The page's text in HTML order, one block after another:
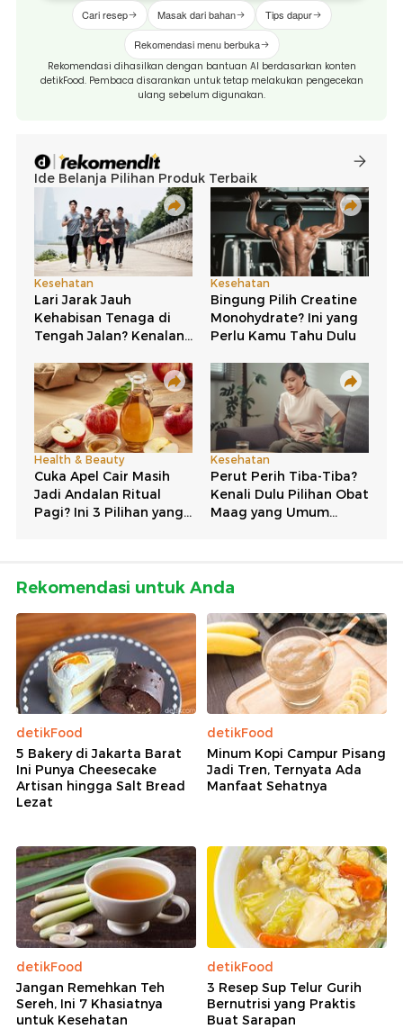
Cari resep Masak dari bahan Tips dapur
Rekomendasi menu berbuka
Rekomendasi dihasilkan dengan bantuan AI berdasarkan konten
detikFood. Pembaca disarankan untuk tetap melakukan pengecekan
ulang sebelum digunakan.
Rekomendasi untuk Anda
detikFood
5 Bakery di Jakarta Barat
Ini Punya Cheesecake
Artisan hingga Salt Bread
Lezat
detikFood
Minum Kopi Campur Pisang
Jadi Tren, Ternyata Ada
Manfaat Sehatnya
detikFood
Jangan Remehkan Teh
Sereh, Ini 7 Khasiatnya
untuk Kesehatan
detikFood
3 Resep Sup Telur Gurih
Bernutrisi yang Praktis
Buat Sarapan